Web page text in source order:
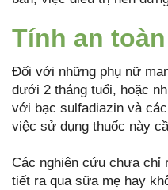
Tính an toàn
Đối với những phụ nữ
dưới 2 tháng tuổi, hoặc
với bạc sulfadiazin và
việc sử dụng thuốc này
Các nghiên cứu chưa chỉ
tiết ra qua sữa mẹ hay